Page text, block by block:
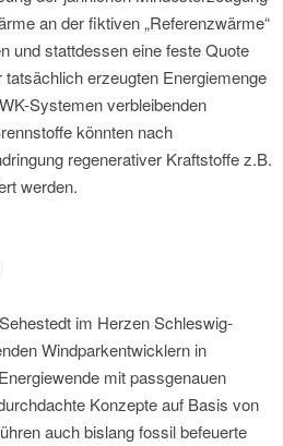
an der fiktiven „Referenzwärme“
und stattdessen eine feste Quote
erzeugten Energiemenge
Systemen verbleibenden
könnten nach
regenerativer Kraftstoffe z.B.
werden.
im Herzen Schleswig-
Windparkentwicklern in
mit passgenauen
Konzepte auf Basis von
auch bislang fossil befeuerte